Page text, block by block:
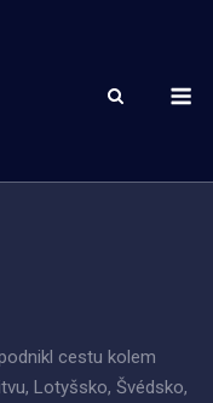
cestu kolem
Lotyšsko, Švédsko,